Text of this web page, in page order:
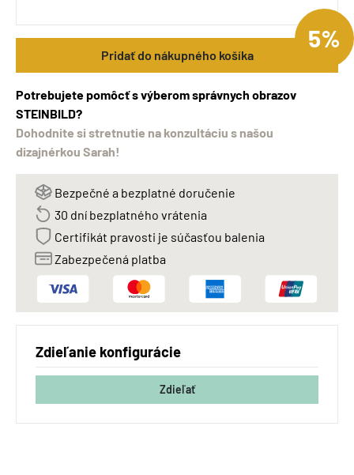
Pridať do nákupného košíka
Potrebujete pomôcť s výberom správnych obrazov
STEINBILD?
Dohodnite si stretnutie na konzultáciu s našou
dizajnérkou Sarah!
Bezpečné a bezplatné doručenie
30 dní bezplatného vrátenia
Certifikát pravosti je súčasťou balenia
Zabezpečená platba
Zdieľanie konfigurácie
Zdieľať
5%